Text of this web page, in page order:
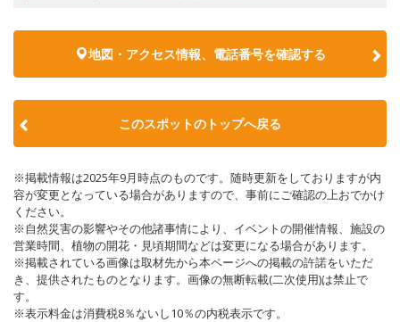
地図・アクセス情報、電話番号を確認する
このスポットのトップへ戻る
※掲載情報は2025年9月時点のものです。随時更新をしておりますが内
容が変更となっている場合がありますので、事前にご確認の上おでかけ
ください。
※自然災害の影響やその他諸事情により、イベントの開催情報、施設の
営業時間、植物の開花・見頃期間などは変更になる場合があります。
※掲載されている画像は取材先から本ページへの掲載の許諾をいただ
き、提供されたものとなります。画像の無断転載(二次使用)は禁止で
す。
※表示料金は消費税8％ないし10％の内税表示です。